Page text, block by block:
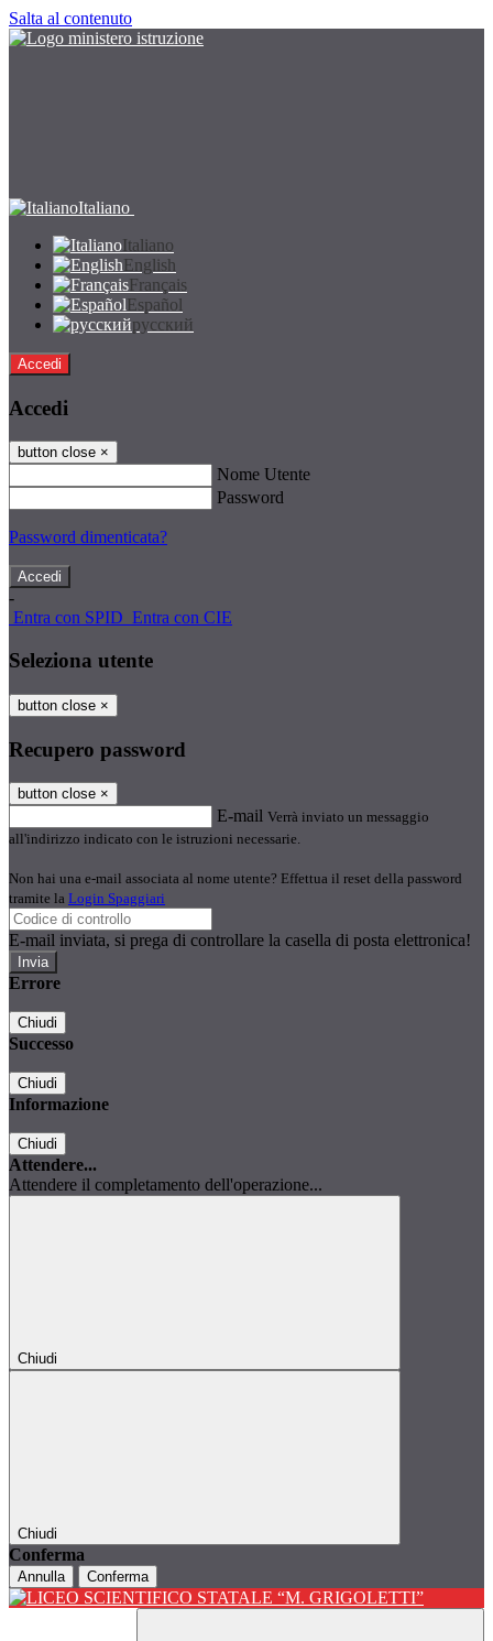
Salta al contenuto
Italiano
Italiano
English
Français
Español
русский
Accedi
Accedi
button close ×
Nome Utente
Password
Password dimenticata?
-
Entra con SPID Entra con CIE
Seleziona utente
button close ×
Recupero password
button close ×
E-mail Verrà inviato un messaggio
all'indirizzo indicato con le istruzioni necessarie.
Non hai una e-mail associata al nome utente? Effettua il reset della password
tramite la Login Spaggiari
E-mail inviata, si prega di controllare la casella di posta elettronica!
Errore
Chiudi
Successo
Chiudi
Informazione
Chiudi
Attendere...
Attendere il completamento dell'operazione...
Chiudi
Chiudi
Conferma
Annulla Conferma